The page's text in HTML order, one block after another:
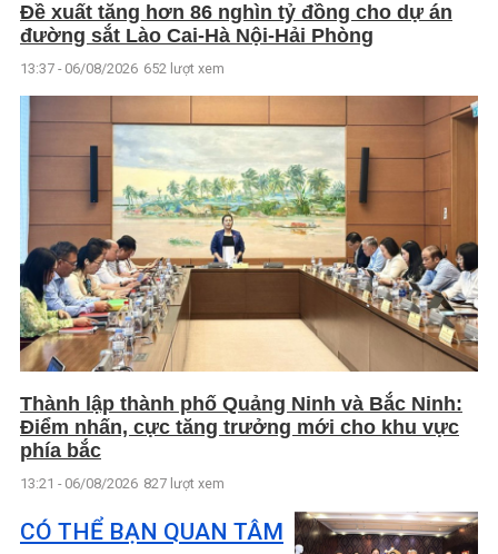
Đề xuất tăng hơn 86 nghìn tỷ đồng cho dự án
đường sắt Lào Cai-Hà Nội-Hải Phòng
13:37 - 06/08/2026 652 lượt xem
Thành lập thành phố Quảng Ninh và Bắc Ninh:
Điểm nhấn, cực tăng trưởng mới cho khu vực
phía bắc
13:21 - 06/08/2026 827 lượt xem
CÓ THỂ BẠN QUAN TÂM